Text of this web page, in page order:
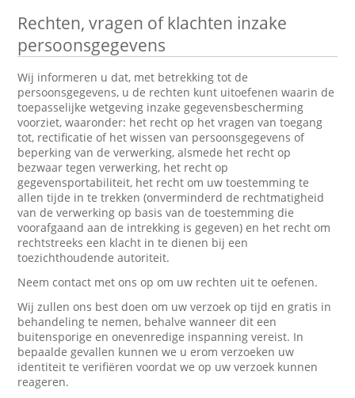
Rechten, vragen of klachten inzake
persoonsgegevens
Wij informeren u dat, met betrekking tot de
persoonsgegevens, u de rechten kunt uitoefenen waarin de
toepasselijke wetgeving inzake gegevensbescherming
voorziet, waaronder: het recht op het vragen van toegang
tot, rectificatie of het wissen van persoonsgegevens of
beperking van de verwerking, alsmede het recht op
bezwaar tegen verwerking, het recht op
gegevensportabiliteit, het recht om uw toestemming te
allen tijde in te trekken (onverminderd de rechtmatigheid
van de verwerking op basis van de toestemming die
voorafgaand aan de intrekking is gegeven) en het recht om
rechtstreeks een klacht in te dienen bij een
toezichthoudende autoriteit.
Neem contact met ons op om uw rechten uit te oefenen.
Wij zullen ons best doen om uw verzoek op tijd en gratis in
behandeling te nemen, behalve wanneer dit een
buitensporige en onevenredige inspanning vereist. In
bepaalde gevallen kunnen we u erom verzoeken uw
identiteit te verifiëren voordat we op uw verzoek kunnen
reageren.